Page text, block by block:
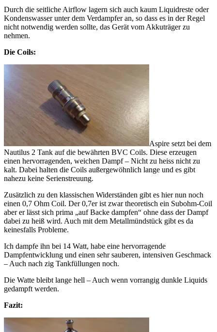
Durch die seitliche Airflow lagern sich auch kaum Liquidreste oder
Kondenswasser unter dem Verdampfer an, so dass es in der Regel
nicht notwendig werden sollte, das Gerät vom Akkuträger zu
nehmen.
Die Coils:
Aspire setzt bei dem
Nautilus 2 Tank auf die bewährten BVC Coils. Diese erzeugen
einen hervorragenden, weichen Dampf – Nicht zu heiss nicht zu
kalt. Dabei halten die Coils außergewöhnlich lange und es gibt
nahezu keine Serienstreuung.
Zusätzlich zu den klassischen Widerständen gibt es hier nun noch
einen 0,7 Ohm Coil. Der 0,7er ist zwar theoretisch ein Subohm-Coil
aber er lässt sich prima „auf Backe dampfen“ ohne dass der Dampf
dabei zu heiß wird. Auch mit dem Metallmündstück gibt es da
keinesfalls Probleme.
Ich dampfe ihn bei 14 Watt, habe eine hervorragende
Dampfentwicklung und einen sehr sauberen, intensiven Geschmack
– Auch nach zig Tankfüllungen noch.
Die Watte bleibt lange hell – Auch wenn vorrangig dunkle Liquids
gedampft werden.
Fazit: